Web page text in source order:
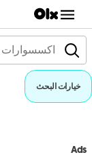
خيارات البحث
Ads